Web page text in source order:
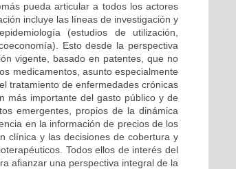
pueda articular a todos los actores
incluye las líneas de investigación y
(estudios de utilización,
Esto desde la perspectiva
vigente, basado en patentes, que no
medicamentos, asunto especialmente
tratamiento de enfermedades crónicas
más importante del gasto público y de
emergentes, propios de la dinámica
en la información de precios de los
clínica y las decisiones de cobertura y
Todos ellos de interés del
afianzar una perspectiva integral de la